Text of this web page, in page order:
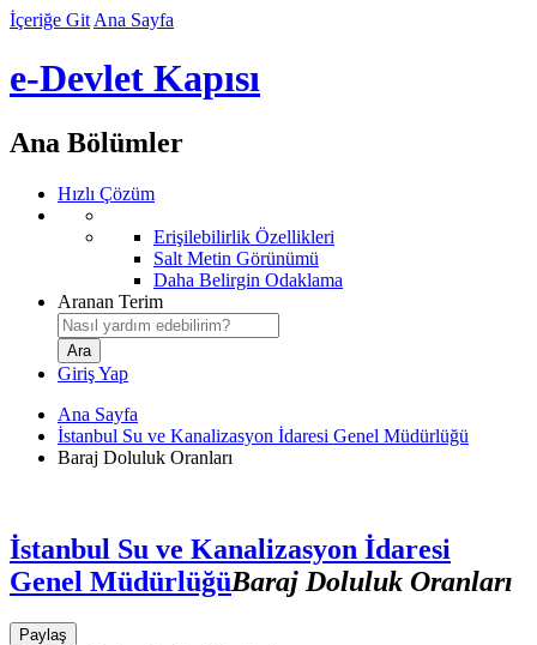
İçeriğe Git Ana Sayfa
e-Devlet Kapısı
Ana Bölümler
Hızlı Çözüm
Erişilebilirlik Özellikleri
Salt Metin Görünümü
Daha Belirgin Odaklama
Aranan Terim
Giriş Yap
Ana Sayfa
İstanbul Su ve Kanalizasyon İdaresi Genel Müdürlüğü
Baraj Doluluk Oranları
İstanbul Su ve Kanalizasyon İdaresi
Genel MüdürlüğüBaraj Doluluk Oranları
Paylaş